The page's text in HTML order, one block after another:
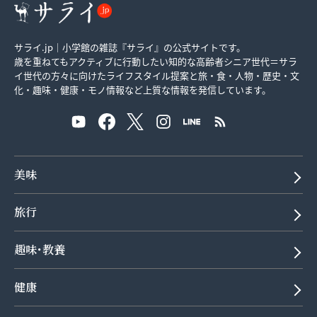
サライ.jp｜小学館の雑誌『サライ』の公式サイトです。
歳を重ねてもアクティブに行動したい知的な高齢者シニア世代＝サラ
イ世代の方々に向けたライフスタイル提案と旅・食・人物・歴史・文
化・趣味・健康・モノ情報など上質な情報を発信しています。
美味
旅行
趣味･教養
健康